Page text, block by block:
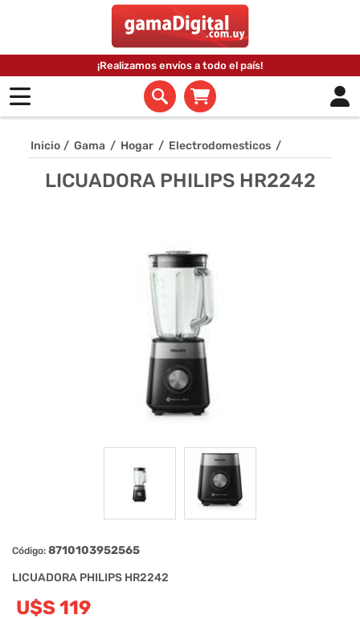
¡Realizamos envíos a todo el país!
Inicio / Gama / Hogar / Electrodomesticos /
LICUADORA PHILIPS HR2242
Código: 8710103952565
LICUADORA PHILIPS HR2242
U$S 119